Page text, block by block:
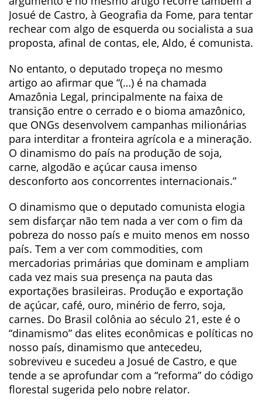
Josué de Castro, à Geografia da Fome, para tentar
rechear com algo de esquerda ou socialista a sua
proposta, afinal de contas, ele, Aldo, é comunista.
No entanto, o deputado tropeça no mesmo
artigo ao afirmar que “(…) é na chamada
Amazônia Legal, principalmente na faixa de
transição entre o cerrado e o bioma amazônico,
que ONGs desenvolvem campanhas milionárias
para interditar a fronteira agrícola e a mineração.
O dinamismo do país na produção de soja,
carne, algodão e açúcar causa imenso
desconforto aos concorrentes internacionais.”
O dinamismo que o deputado comunista elogia
sem disfarçar não tem nada a ver com o fim da
pobreza do nosso país e muito menos em nosso
país. Tem a ver com commodities, com
mercadorias primárias que dominam e ampliam
cada vez mais sua presença na pauta das
exportações brasileiras. Produção e exportação
de açúcar, café, ouro, minério de ferro, soja,
carnes. Do Brasil colônia ao século 21, este é o
“dinamismo” das elites econômicas e políticas no
nosso país, dinamismo que antecedeu,
sobreviveu e sucedeu a Josué de Castro, e que
tende a se aprofundar com a “reforma” do código
florestal sugerida pelo nobre relator.